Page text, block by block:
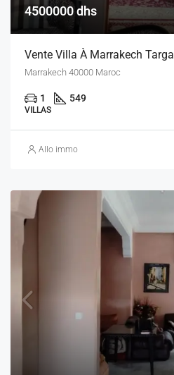
4500000 dhs
Vente Villa À Marrakech Targa
Marrakech 40000 Maroc
1 549
VILLAS
Allo immo